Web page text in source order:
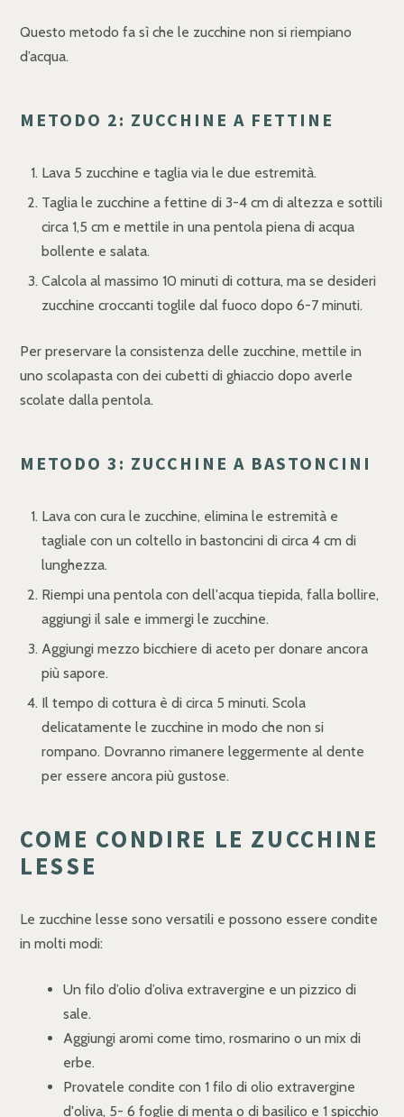
Questo metodo fa sì che le zucchine non si riempiano
d’acqua.
METODO 2: ZUCCHINE A FETTINE
Lava 5 zucchine e taglia via le due estremità.
Taglia le zucchine a fettine di 3-4 cm di altezza e sottili
circa 1,5 cm e mettile in una pentola piena di acqua
bollente e salata.
Calcola al massimo 10 minuti di cottura, ma se desideri
zucchine croccanti toglile dal fuoco dopo 6-7 minuti.
Per preservare la consistenza delle zucchine, mettile in
uno scolapasta con dei cubetti di ghiaccio dopo averle
scolate dalla pentola.
METODO 3: ZUCCHINE A BASTONCINI
Lava con cura le zucchine, elimina le estremità e
tagliale con un coltello in bastoncini di circa 4 cm di
lunghezza.
Riempi una pentola con dell'acqua tiepida, falla bollire,
aggiungi il sale e immergi le zucchine.
Aggiungi mezzo bicchiere di aceto per donare ancora
più sapore.
Il tempo di cottura è di circa 5 minuti. Scola
delicatamente le zucchine in modo che non si
rompano. Dovranno rimanere leggermente al dente
per essere ancora più gustose.
COME CONDIRE LE ZUCCHINE
LESSE
Le zucchine lesse sono versatili e possono essere condite
in molti modi:
Un filo d’olio d’oliva extravergine e un pizzico di
sale.
Aggiungi aromi come timo, rosmarino o un mix di
erbe.
Provatele condite con 1 filo di olio extravergine
d'oliva, 5- 6 foglie di menta o di basilico e 1 spicchio